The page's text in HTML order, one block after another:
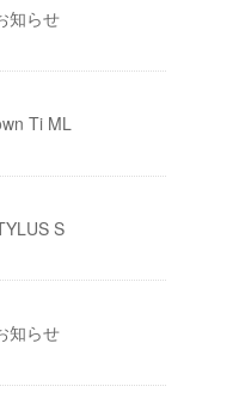
知らせ
Ti ML
S
知らせ